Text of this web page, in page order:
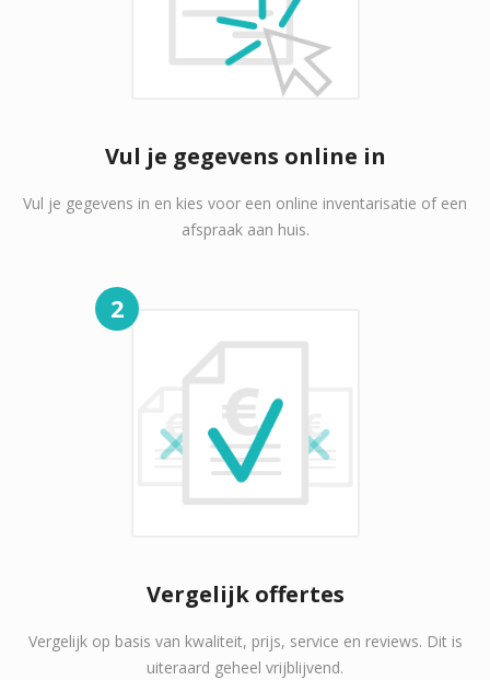
Vul je gegevens online in
Vul je gegevens in en kies voor een online inventarisatie of een
afspraak aan huis.
2
Vergelijk offertes
Vergelijk op basis van kwaliteit, prijs, service en reviews. Dit is
uiteraard geheel vrijblijvend.